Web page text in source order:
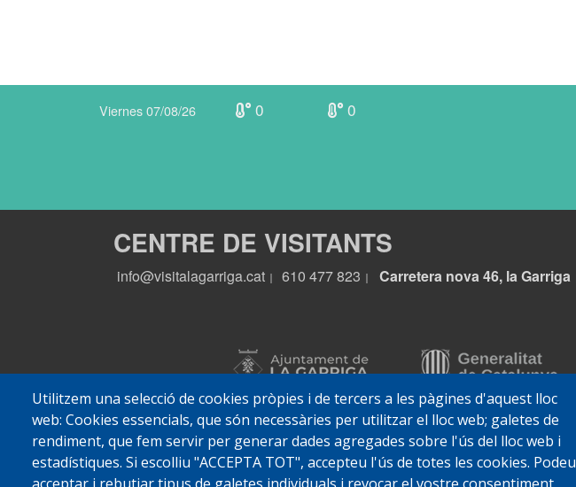
Utilitzem una selecció de cookies pròpies i de tercers a les pàgines d'aquest lloc
web: Cookies essencials, que són necessàries per utilitzar el lloc web; galetes de
rendiment, que fem servir per generar dades agregades sobre l'ús del lloc web i
estadístiques. Si escolliu "ACCEPTA TOT", accepteu l'ús de totes les cookies. Podeu
Viernes 07/08/26 0 0
CENTRE DE VISITANTS
info@visitalagarriga.cat 610 477 823 Carretera nova 46, la Garriga